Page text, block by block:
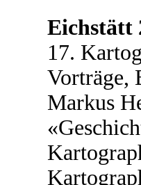
Eichstätt
17.
Vorträge,
Markus